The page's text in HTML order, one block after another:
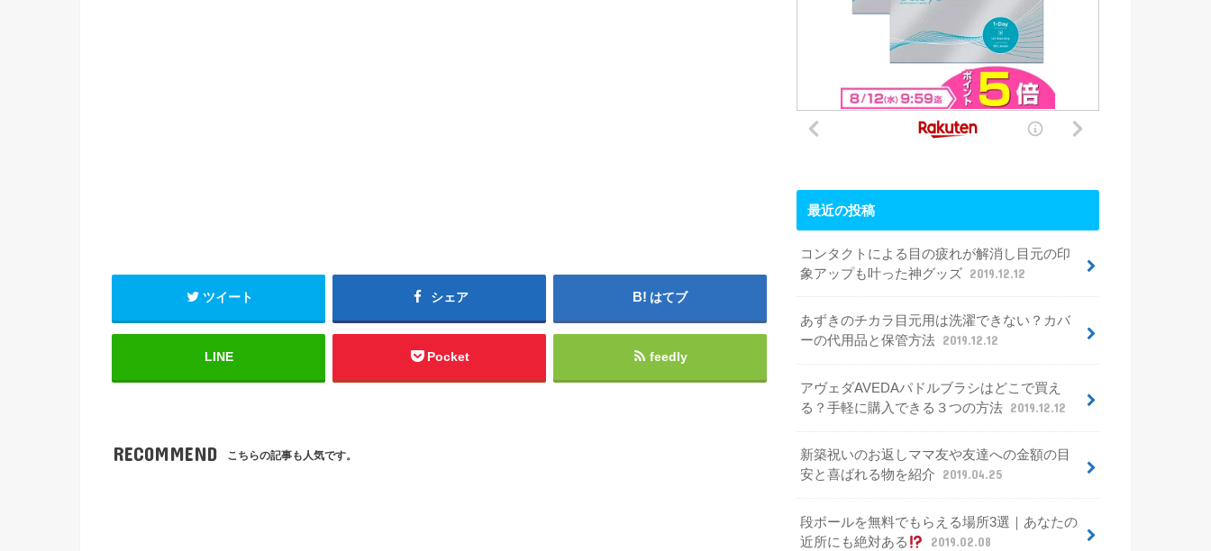
ツイート シェア はてブ
LINE Pocket feedly
RECOMMEND こちらの記事も人気です。
最近の投稿
コンタクトによる目の疲れが解消し目元の印
象アップも叶った神グッズ 2019.12.12
あずきのチカラ目元用は洗濯できない？カバ
ーの代用品と保管方法 2019.12.12
アヴェダAVEDAパドルブラシはどこで買え
る？手軽に購入できる３つの方法 2019.12.12
新築祝いのお返しママ友や友達への金額の目
安と喜ばれる物を紹介
2019.04.25
段ボールを無料でもらえる場所3選｜あなたの
近所にも絶対ある
2019.02.08